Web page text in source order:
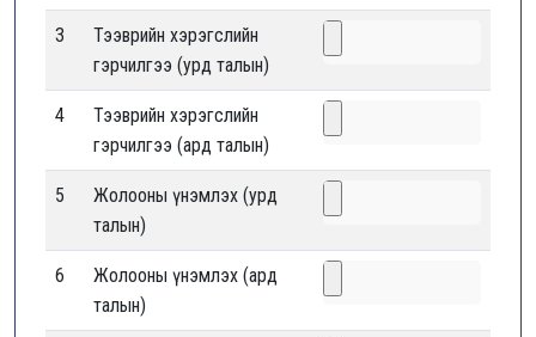
3
Тээврийн хэрэгслийн
гэрчилгээ (урд талын)
4
Тээврийн хэрэгслийн
гэрчилгээ (ард талын)
5
Жолооны үнэмлэх (урд
талын)
6
Жолооны үнэмлэх (ард
талын)